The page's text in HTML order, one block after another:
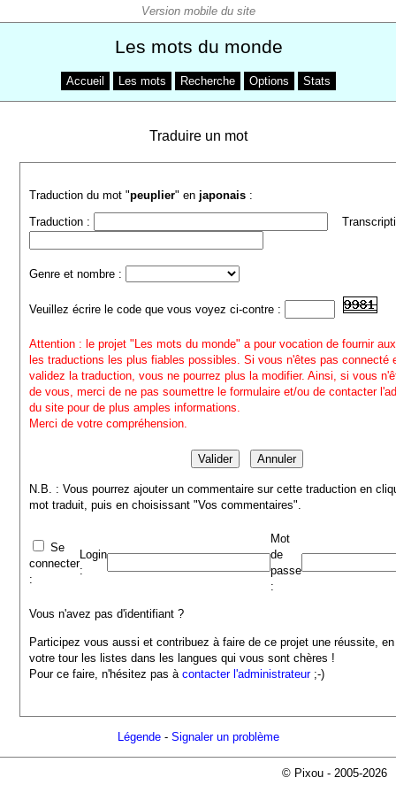
Les mots du monde
Accueil Les mots Recherche Options Stats
Traduire un mot
Traduction du mot "peuplier" en japonais :
Traduction :
Genre et nombre :
Veuillez écrire le code que vous voyez ci-contre :
Attention : le projet "Les mots du monde" a pour vocation de fournir
les traductions les plus fiables possibles. Si vous n'êtes pas connecté
validez la traduction, vous ne pourrez plus la modifier. Ainsi, si vous
de vous, merci de ne pas soumettre le formulaire et/ou de contacter
du site pour de plus amples informations.
Merci de votre compréhension.
N.B. : Vous pourrez ajouter un commentaire sur cette traduction en
mot traduit, puis en choisissant "Vos commentaires".
Se
connecter
:
Login
:
Mot
de
passe
:
Vous n'avez pas d'identifiant ?
Participez vous aussi et contribuez à faire de ce projet une réussite,
votre tour les listes dans les langues qui vous sont chères !
Pour ce faire, n'hésitez pas àcontacter l'administrateur;-)
Légende- Signaler un problème
© Pixou - 2005-2026